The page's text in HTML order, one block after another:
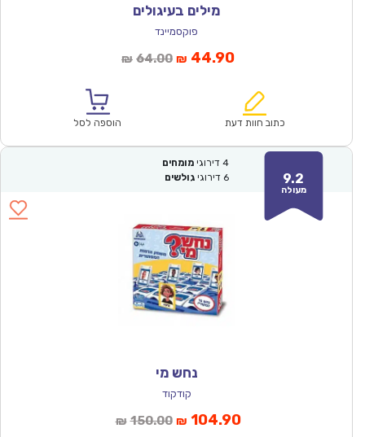
מילים בעיגולים
פוקסמיינד
₪ 64.00המחיר
₪64.00.
₪ 44.90המחיר
הוא:
כתוב חוות דעת הוספה לסל
9.2
מעולה
4 דירוגי מומחים
6 דירוגי גולשים
נחש מי
קודקוד
₪ 150.00המחיר
₪ 104.90המחיר